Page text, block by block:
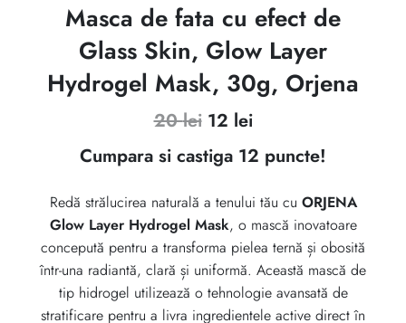
Masca de fata cu efect de
Glass Skin, Glow Layer
Hydrogel Mask, 30g, Orjena
20lei Prețul
inițial
fost:
20 lei.
12 leiPrețul
curent
12 lei.
Cumpara si castiga 12 puncte!
Redă strălucirea naturală a tenului tău cu ORJENA
Glow Layer Hydrogel Mask, o mască inovatoare
concepută pentru a transforma pielea ternă și obosită
într-una radiantă, clară și uniformă. Această mască de
tip hidrogel utilizează o tehnologie avansată de
stratificare pentru a livra ingredientele active direct în